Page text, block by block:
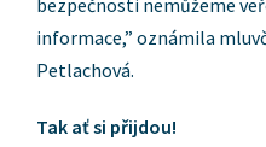
bezpečnosti nemůžeme
informace,” oznámila
Petlachová.
Tak ať si přijdou!